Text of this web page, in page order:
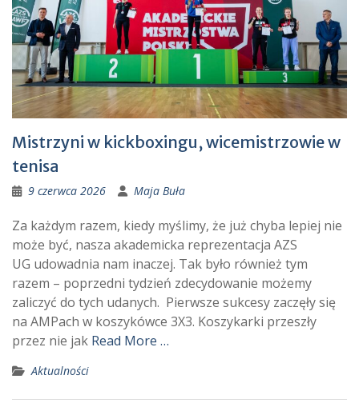
Mistrzyni w kickboxingu, wicemistrzowie w
tenisa
9 czerwca 2026 Maja Buła
Za każdym razem, kiedy myślimy, że już chyba lepiej nie
może być, nasza akademicka reprezentacja AZS
UG udowadnia nam inaczej. Tak było również tym
razem – poprzedni tydzień zdecydowanie możemy
zaliczyć do tych udanych. Pierwsze sukcesy zaczęły się
na AMPach w koszykówce 3X3. Koszykarki przeszły
przez nie jak Read More …
Aktualności